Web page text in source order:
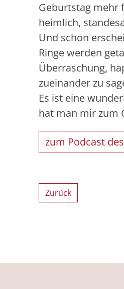
Geburtstag mehr
heimlich,
Und schon
Ringe werden
Überraschung,
zueinander zu
Es ist eine
hat man mir zum
zum Podcast
Zurück